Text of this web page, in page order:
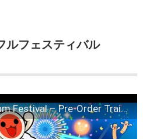
ルフェスティバル
Taiko no Tatsujin: Rhythm Festival – Pre-Order Trailer | PS5 & PS4 Games